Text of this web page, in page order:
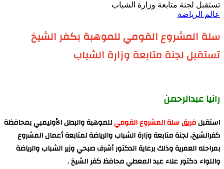
تستقبل لجنة متابعة وزارة الشباب
عالم الرياضة
سلة المشروع القومي للموهبة بكفر الشيخ
تستقبل لجنة متابعة وزارة الشباب
رانيا عبدالرحمن
استقبلفريق سلة المشروع القوميللموهبة والبطل الأوليمبي بمحافظة
كفرالشيخ، لجنة متابعة وزارة الشباب والرياضة لمتابعة أعمال المشروع
بمراحله العمرية وذلك برعاية الدكتور أشرف صبحي وزير الشباب والرياضة
واللواء دكتور علاء عبد المعطي محافظ كفر الشيخ .